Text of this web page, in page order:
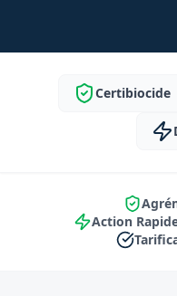
Certibiocide
Action